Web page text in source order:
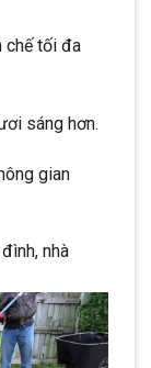
chế tối đa
sáng hơn.
gian
nhà